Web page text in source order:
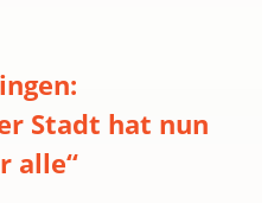
Stadt hat nun
alle“